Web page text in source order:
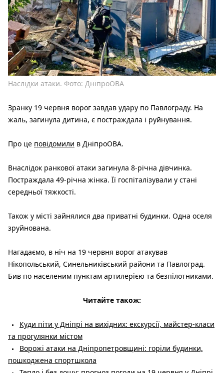
Наслідки атаки. Фото: ДніпроОВА
Зранку 19 червня ворог завдав удару по Павлограду. На
жаль, загинула дитина, є постраждала і руйнування.
Про це повідомили в ДніпроОВА.
Внаслідок ранкової атаки загинула 8-річна дівчинка.
Постраждала 49-річна жінка. Її госпіталізували у стані
середньої тяжкості.
Також у місті зайнялися два приватні будинки. Одна оселя
зруйнована.
Нагадаємо, в ніч на 19 червня ворог атакував
Нікопольський, Синельниківський райони та Павлоград.
Бив по населеним пунктам артилерією та безпілотниками.
Читайте також:
Куди піти у Дніпрі на вихідних: екскурсії, майстер-класи
та прогулянки містом
Ворожі атаки на Дніпропетровщині: горіли будинки,
пошкоджена спортшкола